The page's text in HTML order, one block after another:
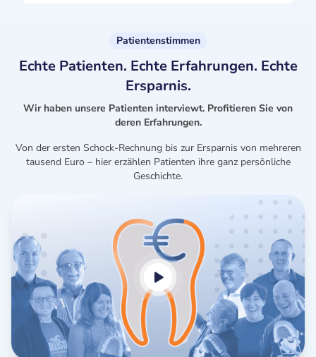
Patientenstimmen
Echte Patienten. Echte Erfahrungen. Echte
Ersparnis.
Wir haben unsere Patienten interviewt. Profitieren Sie von
deren Erfahrungen.
Von der ersten Schock-Rechnung bis zur Ersparnis von mehreren
tausend Euro – hier erzählen Patienten ihre ganz persönliche
Geschichte.